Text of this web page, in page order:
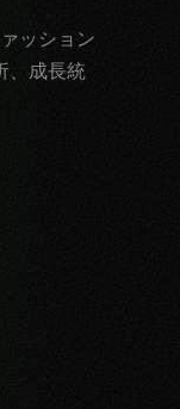
ッション
、成長統